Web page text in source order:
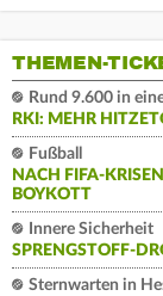
THEMEN-
Rund 9.600 in
RKI: MEHR
Fußball
NACH FIFA-
BOYKOTT
Innere Sicherheit
SPRENGSTOFF-
Sternwarten in